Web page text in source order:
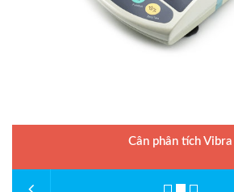
Cân phân tích Vibra